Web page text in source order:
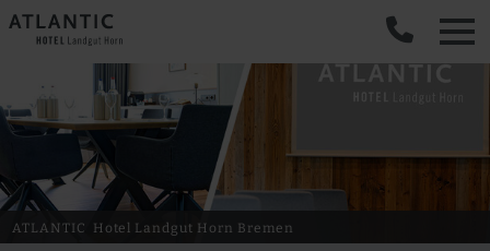
ATLANTIC Hotel Landgut Horn Bremen